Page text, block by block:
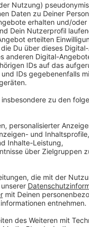
muss in diesem
ran. Die beiden
und das Heimspiel
(12. November)
am 25.
dann aber mittags in
Infos und Links
es die Termine: